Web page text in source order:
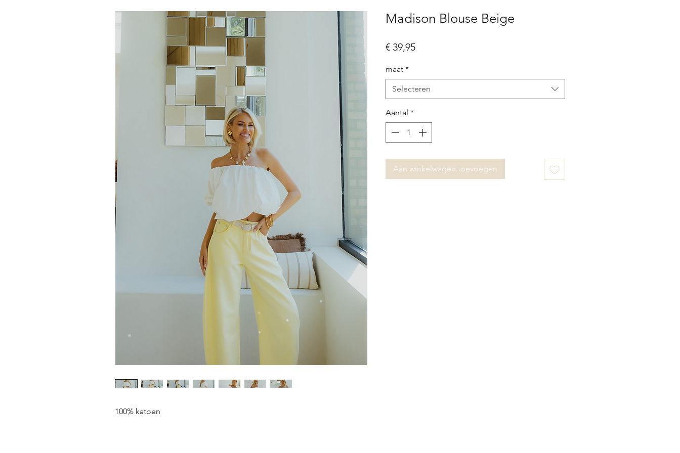
100% katoen
Madison Blouse Beige
€ 39,95Prijs
maat *
Selecteren
Aantal *
Aan winkelwagen toevoegen